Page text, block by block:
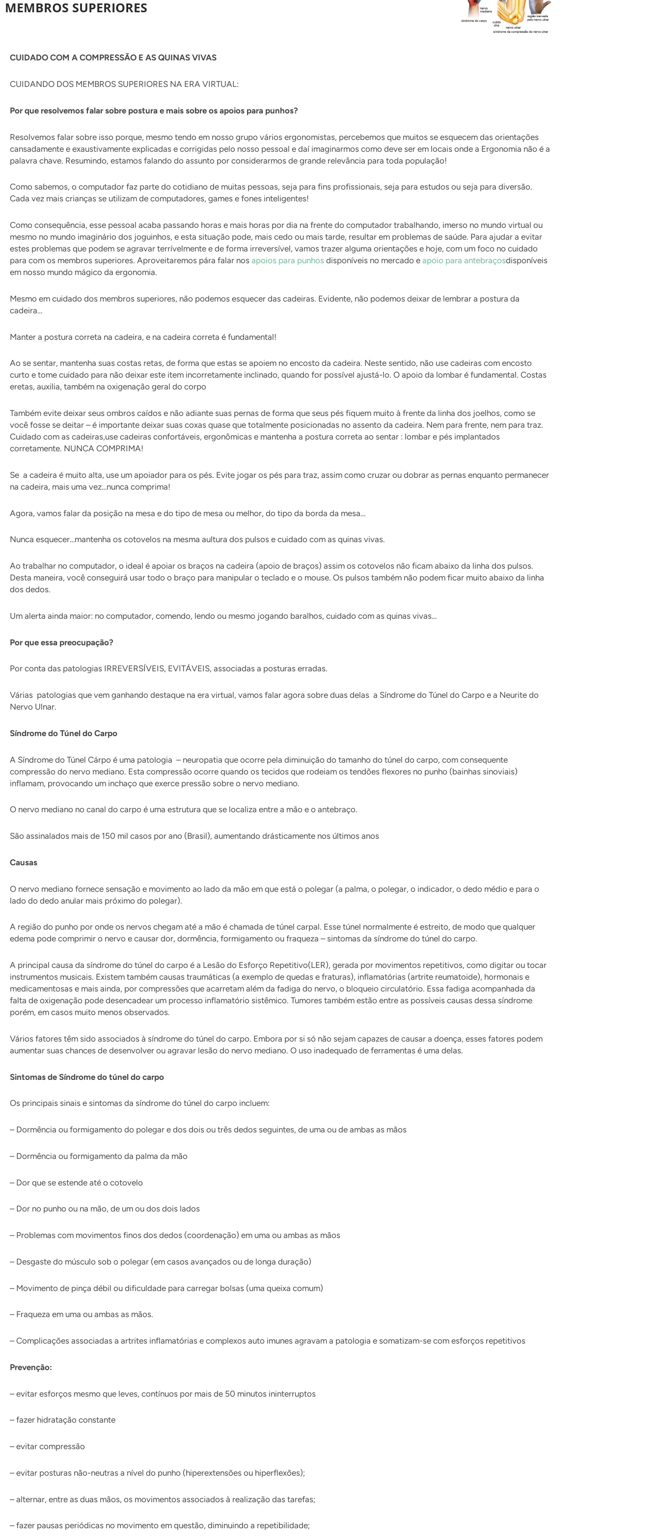
MEMBROS SUPERIORES
CUIDADO COM A COMPRESSÃO E AS QUINAS VIVAS
CUIDANDO DOS MEMBROS SUPERIORES NA ERA VIRTUAL:
Por que resolvemos falar sobre postura e mais sobre os apoios para punhos?
Resolvemos falar sobre isso porque, mesmo tendo em nosso grupo vários ergonomistas, percebemos que muitos se esquecem das orientações
cansadamente e exaustivamente explicadas e corrigidas pelo nosso pessoal e daí imaginarmos como deve ser em locais onde a Ergonomia não é a
palavra chave. Resumindo, estamos falando do assunto por considerarmos de grande relevância para toda população!
Como sabemos, o computador faz parte do cotidiano de muitas pessoas, seja para fins profissionais, seja para estudos ou seja para diversão.
Cada vez mais crianças se utilizam de computadores, games e fones inteligentes!
Como consequência, esse pessoal acaba passando horas e mais horas por dia na frente do computador trabalhando, imerso no mundo virtual ou
mesmo no mundo imaginário dos joguinhos, e esta situação pode, mais cedo ou mais tarde, resultar em problemas de saúde. Para ajudar a evitar
estes problemas que podem se agravar terrívelmente e de forma irreversível, vamos trazer alguma orientações e hoje, com um foco no cuidado
para com os membros superiores. Aproveitaremos pára falar nos apoios para punhos disponíveis no mercado e apoio para antebraçosdisponíveis
em nosso mundo mágico da ergonomia.
Mesmo em cuidado dos membros superiores, não podemos esquecer das cadeiras. Evidente, não podemos deixar de lembrar a postura da
cadeira…
Manter a postura correta na cadeira, e na cadeira correta é fundamental!
Ao se sentar, mantenha suas costas retas, de forma que estas se apoiem no encosto da cadeira. Neste sentido, não use cadeiras com encosto
curto e tome cuidado para não deixar este item incorretamente inclinado, quando for possível ajustá-lo. O apoio da lombar é fundamental. Costas
eretas, auxilia, também na oxigenação geral do corpo
Também evite deixar seus ombros caídos e não adiante suas pernas de forma que seus pés fiquem muito à frente da linha dos joelhos, como se
você fosse se deitar – é importante deixar suas coxas quase que totalmente posicionadas no assento da cadeira. Nem para frente, nem para traz.
Cuidado com as cadeiras,use cadeiras confortáveis, ergonômicas e mantenha a postura correta ao sentar : lombar e pés implantados
corretamente. NUNCA COMPRIMA!
Se a cadeira é muito alta, use um apoiador para os pés. Evite jogar os pés para traz, assim como cruzar ou dobrar as pernas enquanto permanecer
na cadeira, mais uma vez…nunca comprima!
Agora, vamos falar da posição na mesa e do tipo de mesa ou melhor, do tipo da borda da mesa…
Nunca esquecer…mantenha os cotovelos na mesma aultura dos pulsos e cuidado com as quinas vivas.
Ao trabalhar no computador, o ideal é apoiar os braços na cadeira (apoio de braços) assim os cotovelos não ficam abaixo da linha dos pulsos.
Desta maneira, você conseguirá usar todo o braço para manipular o teclado e o mouse. Os pulsos também não podem ficar muito abaixo da linha
dos dedos.
Um alerta ainda maior: no computador, comendo, lendo ou mesmo jogando baralhos, cuidado com as quinas vivas…
Por que essa preocupação?
Por conta das patologias IRREVERSÍVEIS, EVITÁVEIS, associadas a posturas erradas.
Várias patologias que vem ganhando destaque na era virtual, vamos falar agora sobre duas delas a Síndrome do Túnel do Carpo e a Neurite do
Nervo Ulnar.
Síndrome do Túnel do Carpo
A Síndrome do Túnel Cárpo é uma patologia – neuropatia que ocorre pela diminuição do tamanho do túnel do carpo, com consequente
compressão do nervo mediano. Esta compressão ocorre quando os tecidos que rodeiam os tendões flexores no punho (bainhas sinoviais)
inflamam, provocando um inchaço que exerce pressão sobre o nervo mediano.
O nervo mediano no canal do carpo é uma estrutura que se localiza entre a mão e o antebraço.
São assinalados mais de 150 mil casos por ano (Brasil), aumentando drásticamente nos últimos anos
Causas
O nervo mediano fornece sensação e movimento ao lado da mão em que está o polegar (a palma, o polegar, o indicador, o dedo médio e para o
lado do dedo anular mais próximo do polegar).
A região do punho por onde os nervos chegam até a mão é chamada de túnel carpal. Esse túnel normalmente é estreito, de modo que qualquer
edema pode comprimir o nervo e causar dor, dormência, formigamento ou fraqueza – sintomas da síndrome do túnel do carpo.
A principal causa da síndrome do túnel do carpo é a Lesão do Esforço Repetitivo(LER), gerada por movimentos repetitivos, como digitar ou tocar
instrumentos musicais. Existem também causas traumáticas (a exemplo de quedas e fraturas), inflamatórias (artrite reumatoide), hormonais e
medicamentosas e mais ainda, por compressões que acarretam além da fadiga do nervo, o bloqueio circulatório. Essa fadiga acompanhada da
falta de oxigenação pode desencadear um processo inflamatório sistêmico. Tumores também estão entre as possíveis causas dessa síndrome
porém, em casos muito menos observados.
Vários fatores têm sido associados à síndrome do túnel do carpo. Embora por si só não sejam capazes de causar a doença, esses fatores podem
aumentar suas chances de desenvolver ou agravar lesão do nervo mediano. O uso inadequado de ferramentas é uma delas.
Sintomas de Síndrome do túnel do carpo
Os principais sinais e sintomas da síndrome do túnel do carpo incluem:
– Dormência ou formigamento do polegar e dos dois ou três dedos seguintes, de uma ou de ambas as mãos
– Dormência ou formigamento da palma da mão
– Dor que se estende até o cotovelo
– Dor no punho ou na mão, de um ou dos dois lados
– Problemas com movimentos finos dos dedos (coordenação) em uma ou ambas as mãos
– Desgaste do músculo sob o polegar (em casos avançados ou de longa duração)
– Movimento de pinça débil ou dificuldade para carregar bolsas (uma queixa comum)
– Fraqueza em uma ou ambas as mãos.
– Complicações associadas a artrites inflamatórias e complexos auto imunes agravam a patologia e somatizam-se com esforços repetitivos
Prevenção:
– evitar esforços mesmo que leves, contínuos por mais de 50 minutos ininterruptos
– fazer hidratação constante
– evitar compressão
– evitar posturas não-neutras a nível do punho (hiperextensões ou hiperflexões);
– alternar, entre as duas mãos, os movimentos associados à realização das tarefas;
– fazer pausas periódicas no movimento em questão, diminuindo a repetibilidade;